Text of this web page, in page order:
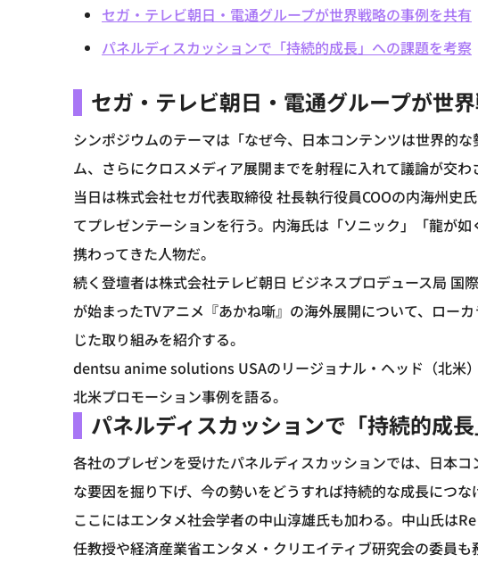
セガ・テレビ朝日・電通グループが世界戦略の事例を共有
パネルディスカッションで「持続的成長」への課題を考察
セガ・テレビ朝日・電通グループが世
シンポジウムのテーマは「なぜ今、日本コンテンツは世界的
ム、さらにクロスメディア展開までを射程に入れて議論が交わ
当日は株式会社セガ代表取締役 社長執行役員COOの内海州史
てプレゼンテーションを行う。内海氏は「ソニック」「龍が
携わってきた人物だ。
続く登壇者は株式会社テレビ朝日 ビジネスプロデュース局 国
が始まったTVアニメ『あかね噺』の海外展開について、ロー
じた取り組みを紹介する。
dentsu anime solutions USAのリージョナル・ヘッド（北米
北米プロモーション事例を語る。
パネルディスカッションで「持続的成
各社のプレゼンを受けたパネルディスカッションでは、日本
な要因を掘り下げ、今の勢いをどうすれば持続的な成長につな
ここにはエンタメ社会学者の中山淳雄氏も加わる。中山氏は
任教授や経済産業省エンタメ・クリエイティブ研究会の委員